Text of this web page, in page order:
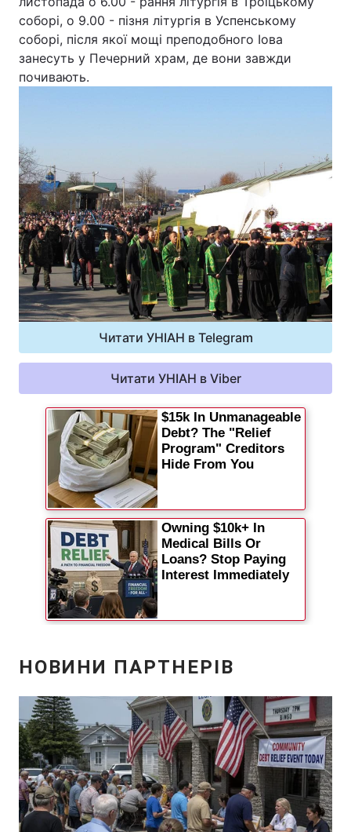
соборі, о 9.00 - пізня літургія в Успенському
соборі, після якої мощі преподобного Іова
занесуть у Печерний храм, де вони завжди
почивають.
Читати УНІАН в Telegram
Читати УНІАН в Viber